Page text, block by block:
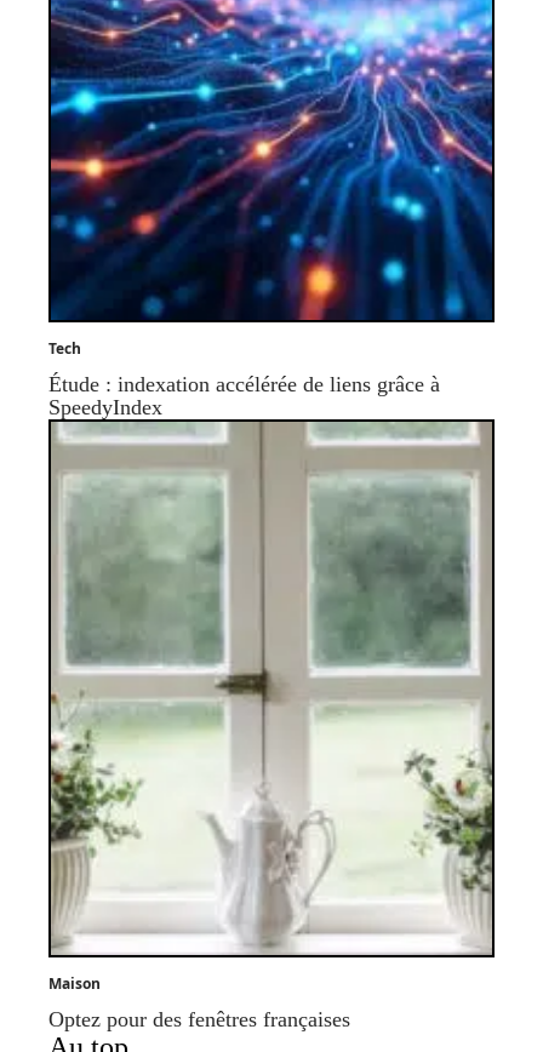
Tech
Étude : indexation accélérée de liens grâce à
SpeedyIndex
Maison
Optez pour des fenêtres françaises